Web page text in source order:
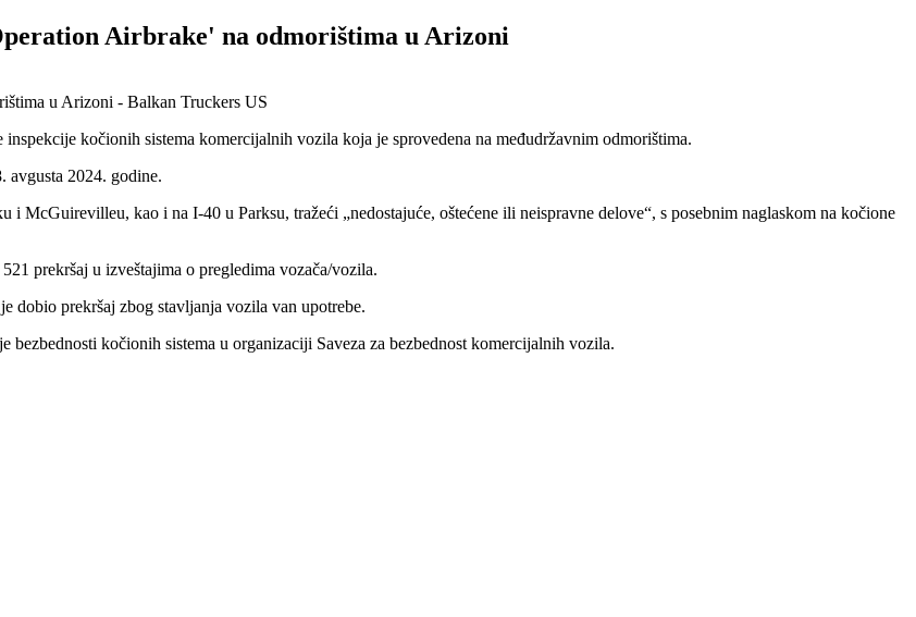
Airbrake' na odmorištima u Arizoni
kočionih sistema komercijalnih vozila koja je sprovedena na međudržavnim odmorištima.
avgusta 2024. godine.
McGuirevilleu, kao i na I-40 u Parksu, tražeći „nedostajuće, oštećene ili neispravne delove“, s posebnim naglaskom na kočione
prekršaj u izveštajima o pregledima vozača/vozila.
dobio prekršaj zbog stavljanja vozila van upotrebe.
kočionih sistema u organizaciji Saveza za bezbednost komercijalnih vozila.